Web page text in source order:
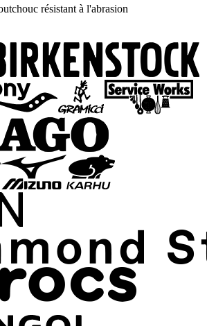
résistant à l'abrasion